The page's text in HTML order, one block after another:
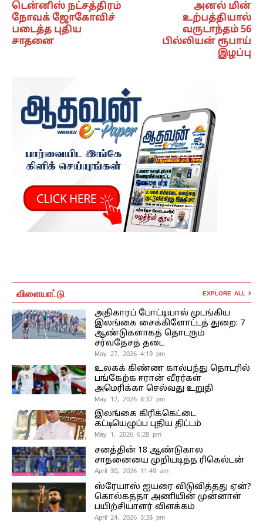
டென்னிஸ் நட்சத்திரம்
நோவக் ஜோகோவிச்
படைத்த புதிய
சாதனை
அனல் மின்
உற்பத்தியால்
வருடாந்தம் 56
பில்லியன் ரூபாய்
இழப்பு
விளையாட்டு EXPLORE ALL
அதிகாரப் போட்டியால் முடங்கிய
இலங்கை சைக்கிளோட்டத் துறை: 7
ஆண்டுகளாகத் தொடரும்
சர்வதேசத் தடை
May 27, 2026 4:19 pm
உலகக் கிண்ண கால்பந்து தொடரில்
பங்கேற்க ஈரான் வீரர்கள்
அமெரிக்கா செல்வது உறுதி
May 12, 2026 8:37 pm
இலங்கை கிரிக்கெட்டை
கட்டியெழுப்ப புதிய திட்டம்
May 1, 2026 6:28 pm
சனத்தின் 18 ஆண்டுகால
சாதனையை முறியடித்த ரிகெல்டன்
April 30, 2026 11:49 am
ஸ்ரேயாஸ் ஐயரை விடுவித்தது ஏன்?
கொல்கத்தா அணியின் முன்னாள்
பயிற்சியாளர் விளக்கம்
April 24, 2026 5:38 pm